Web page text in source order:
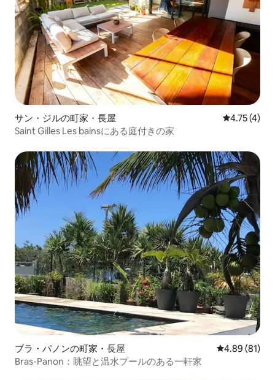
サン・ジルの町家・長屋 レビュー4
4.75 (4)
Saint Gilles Les bainsにある庭付きの家
ブラ・パノンの町家・長屋 レビュー81
4.89 (81)
Bras-Panon：眺望と温水プールのある一軒家